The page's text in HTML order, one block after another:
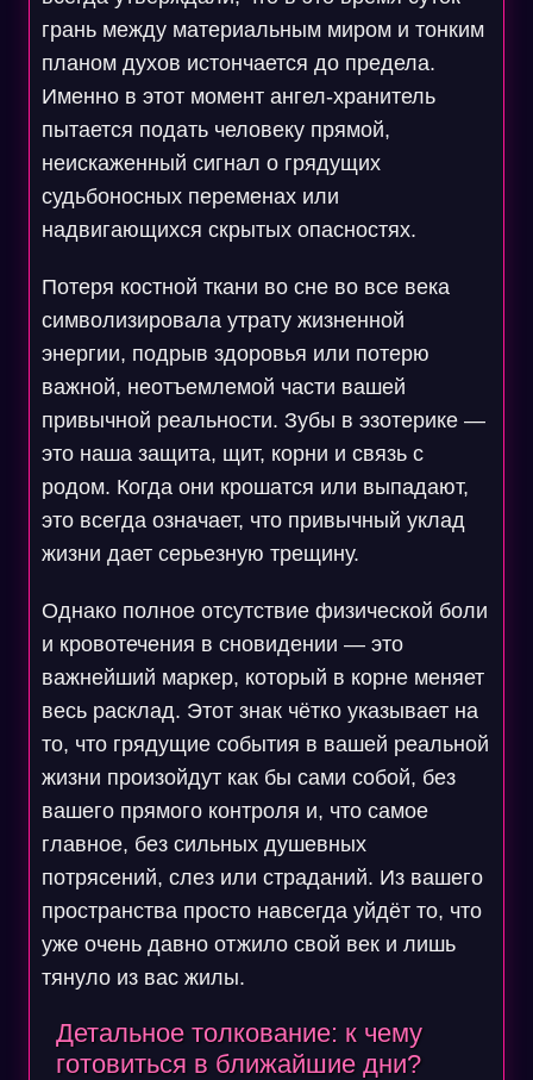
грань между материальным миром и тонким
планом духов истончается до предела.
Именно в этот момент ангел-хранитель
пытается подать человеку прямой,
неискаженный сигнал о грядущих
судьбоносных переменах или
надвигающихся скрытых опасностях.
Потеря костной ткани во сне во все века
символизировала утрату жизненной
энергии, подрыв здоровья или потерю
важной, неотъемлемой части вашей
привычной реальности. Зубы в эзотерике —
это наша защита, щит, корни и связь с
родом. Когда они крошатся или выпадают,
это всегда означает, что привычный уклад
жизни дает серьезную трещину.
Однако полное отсутствие физической боли
и кровотечения в сновидении — это
важнейший маркер, который в корне меняет
весь расклад. Этот знак чётко указывает на
то, что грядущие события в вашей реальной
жизни произойдут как бы сами собой, без
вашего прямого контроля и, что самое
главное, без сильных душевных
потрясений, слез или страданий. Из вашего
пространства просто навсегда уйдёт то, что
уже очень давно отжило свой век и лишь
тянуло из вас жилы.
Детальное толкование: к чему
готовиться в ближайшие дни?